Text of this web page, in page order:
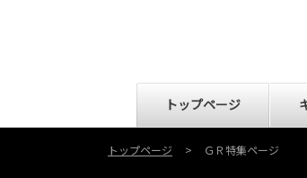
トップページ
トップページ ＧＲ特集ページ